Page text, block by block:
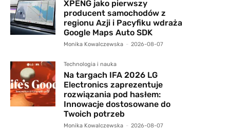
XPENG jako pierwszy
producent samochodów z
regionu Azji i Pacyfiku wdraża
Google Maps Auto SDK
Monika Kowalczewska - 2026-08-07
Technologia i nauka
Na targach IFA 2026 LG
Electronics zaprezentuje
rozwiązania pod hasłem:
Innowacje dostosowane do
Twoich potrzeb
Monika Kowalczewska - 2026-08-07